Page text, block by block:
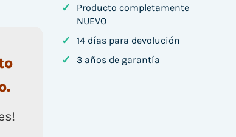
✓
Producto completamente
NUEVO
✓ 14 días para devolución
✓ 3 años de garantía